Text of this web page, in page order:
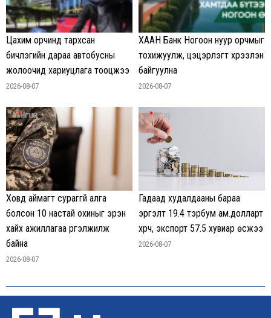
Цахим орчинд тархсан
бичлэгийн дараа автобусны
жолоочид хариуцлага тооцжээ
2026-08-07
ХААН Банк Ногоон нуур орчмыг
тохижуулж, цэцэрлэгт хүрээлэн
байгуулна
2026-08-07
Ховд аймагт сураггүй алга
болсон 10 настай охиныг эрэн
хайх ажиллагаа үргэлжилж
байна
2026-08-07
Гадаад худалдааны бараа
эргэлт 19.4 тэрбум ам.долларт
хүрч, экспорт 57.5 хувиар өсжээ
2026-08-07